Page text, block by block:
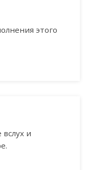
этого
и